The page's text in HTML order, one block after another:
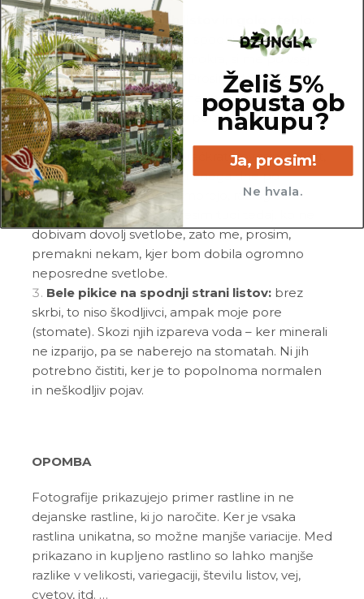
Odpadanje spodnjih listov in golo steblo:
če opaziš, da mi odpadajo spodnji listi, medtem
ko je moja zemlja precej mokra, si me po vsej
verjetnosti preveč zalil_a. Prosim, da odstraniš
vso zemljo in mi porežeš nagnite korenine,
obvezno pa me presadi v popolnoma svežo in
zračno zemljo.
Povešeni listi:liste največkrat povesim takrat,
ko sem žejna. Če si v roku enega dne po
zalivanju moji listi ne opomorejo, razlog tiči
drugje. Liste namreč povesim tudi tedaj, ko ne
dobivam dovolj svetlobe, zato me, prosim,
premakni nekam, kjer bom dobila ogromno
neposredne svetlobe.
Bele pikice na spodnji strani listov:brez
skrbi, to niso škodljivci, ampak moje pore
(stomate). Skozi njih izpareva voda – ker minerali
ne izparijo, pa se naberejo na stomatah. Ni jih
potrebno čistiti, ker je to popolnoma normalen
in neškodljiv pojav.
OPOMBA
Fotografije prikazujejo primer rastline in ne
dejanske rastline, ki jo naročite. Ker je vsaka
rastlina unikatna, so možne manjše variacije. Med
prikazano in kupljeno rastlino so lahko manjše
razlike v velikosti, variegaciji, številu listov, vej,
cvetov, itd. …
Želiš 5%
popusta ob
nakupu?
Ja, prosim!
Ne hvala.